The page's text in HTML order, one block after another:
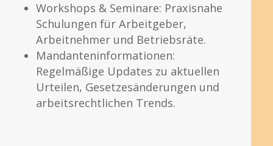
Workshops & Seminare: Praxisnahe
Schulungen für Arbeitgeber,
Arbeitnehmer und Betriebsräte.
Mandanteninformationen:
Regelmäßige Updates zu aktuellen
Urteilen, Gesetzesänderungen und
arbeitsrechtlichen Trends.